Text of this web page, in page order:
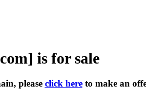
is for sale
please click hereto make an